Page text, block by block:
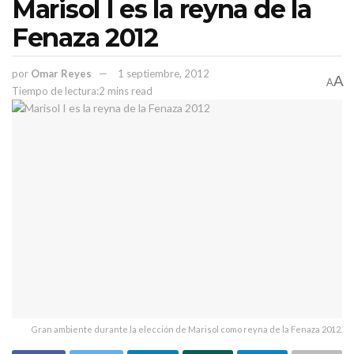
La nueva planta de Delphi generará dos mil empleos directos.
Ulises Mejía recibe el respaldo de líderes
fundadores de Morena en Zacatecas
Marisol I es la reyna de la
Fenaza 2012
por Omar Reyes
1 septiembre, 2012
Tiempo de lectura:2 mins read
AA
Gran ambiente durante la elección de Marisol como reyna de la Fenaza 2012.